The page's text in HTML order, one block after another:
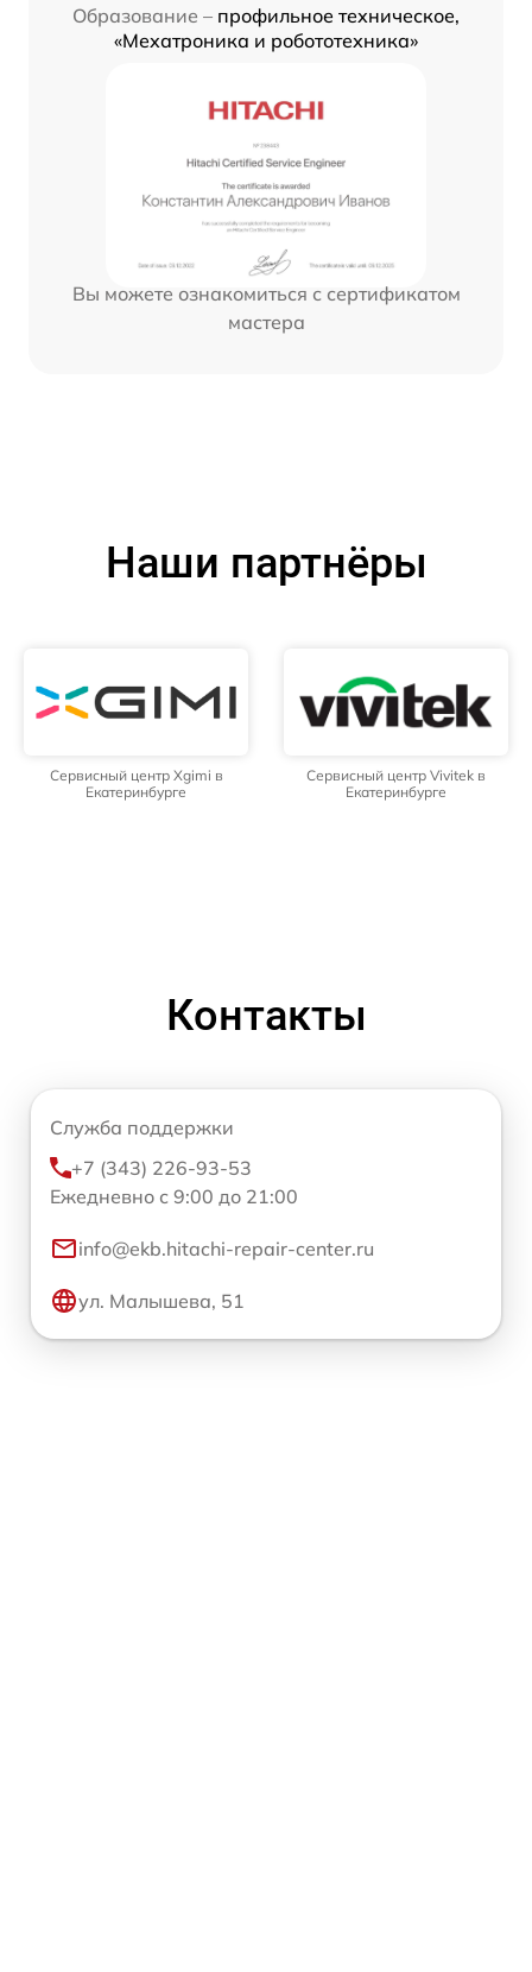
Образование – профильное техническое,
«Мехатроника и робототехника»
Вы можете ознакомиться с сертификатом
мастера
Наши партнёры
Сервисный центр Xgimi в
Екатеринбурге
Сервисный центр Vivitek в
Екатеринбурге
Контакты
Служба поддержки
+7 (343) 226-93-53
Ежедневно с 9:00 до 21:00
info@ekb.hitachi-repair-center.ru
ул. Малышева, 51